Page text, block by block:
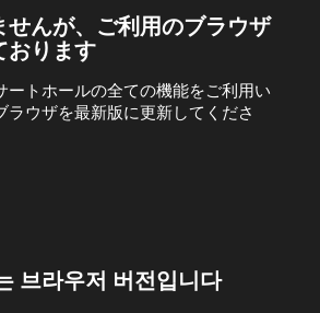
せんが、ご利用のブラウザ
おります
ートホールの全ての機能をご利用い
ラウザを最新版に更新してくださ
브라우저 버전입니다